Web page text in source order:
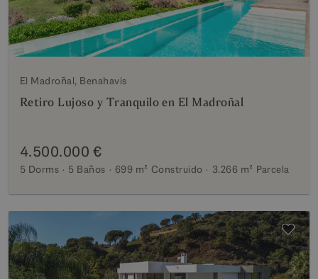
El Madroñal, Benahavis
Retiro Lujoso y Tranquilo en El Madroñal
4.500.000 €
5 Dorms 5 Baños 699 m² Construido 3.266 m² Parcela